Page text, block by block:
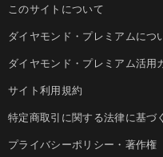
このサイトについて
ダイヤモンド・プレミアムにつ
ダイヤモンド・プレミアム活用
サイト利用規約
特定商取引に関する法律に基づ
プライバシーポリシー・著作権